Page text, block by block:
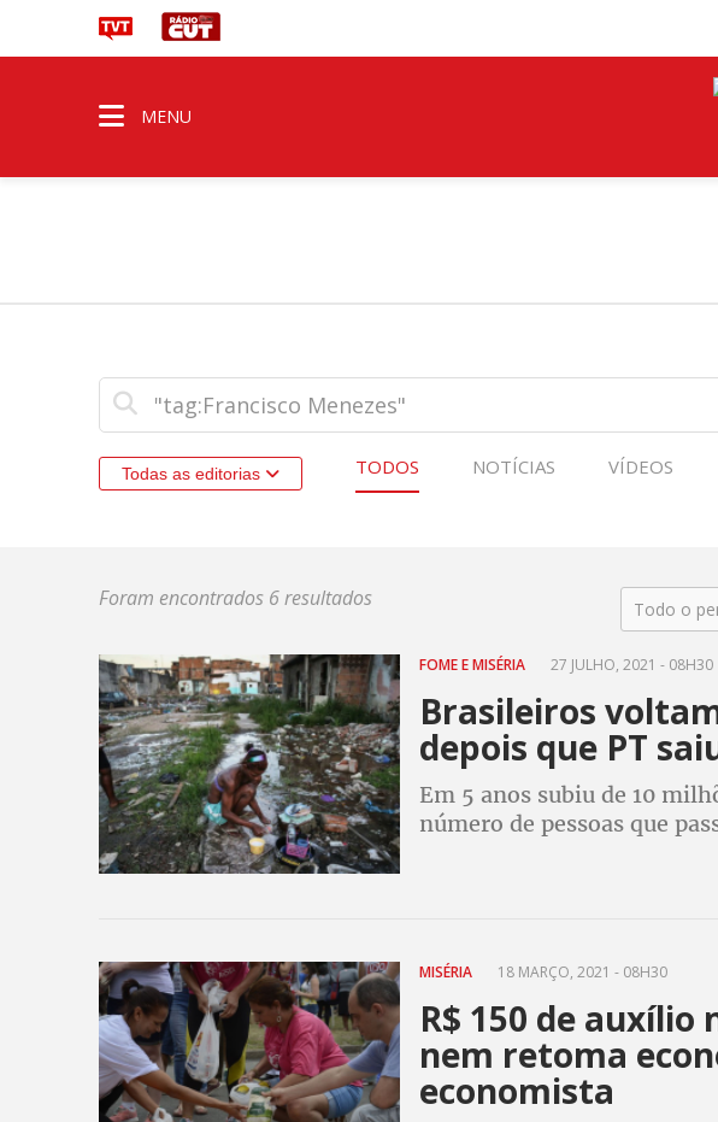
MENU
Todas as editorias TODOS NOTÍCIAS VÍDEOS
Foram encontrados 6 resultados Todo o
FOME E MISÉRIA 27 JULHO, 2021 - 08H30
Brasileiros
depois que PT
Em 5 anos subiu de 10
número de pessoas que
MISÉRIA 18 MARÇO, 2021 - 08H30
R$ 150 de
nem retoma
economista